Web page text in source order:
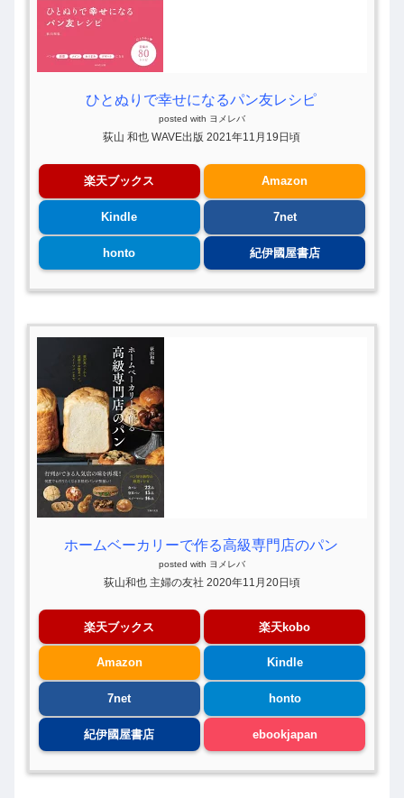
ひとぬりで幸せになるパン友レシピ
posted with ヨメレバ
荻山 和也 WAVE出版 2021年11月19日頃
楽天ブックス Amazon
Kindle 7net
honto 紀伊國屋書店
ホームベーカリーで作る高級専門店のパン
posted with ヨメレバ
荻山和也 主婦の友社 2020年11月20日頃
楽天ブックス 楽天kobo
Amazon Kindle
7net honto
紀伊國屋書店 ebookjapan